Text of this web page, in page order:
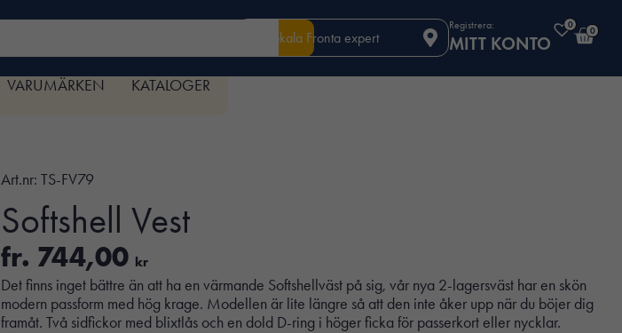
Din lokala Fronta expert
Registrera:
MITT KONTO
0
0
VARUMÄRKEN KATALOGER
Art.nr: TS-FV79
Softshell Vest
fr. 744,00 kr
Det finns inget bättre än att ha en värmande Softshellväst på sig, vår nya 2-lagersväst har en skön
modern passform med hög krage. Modellen är lite längre så att den inte åker upp när du böjer dig
framåt. Två sidfickor med blixtlås och en dold D-ring i höger ficka för passerkort eller nycklar.